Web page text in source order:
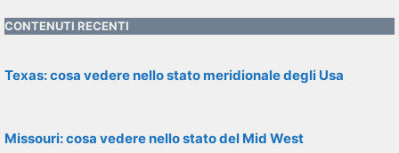
CONTENUTI RECENTI
Texas: cosa vedere nello stato meridionale degli Usa
Missouri: cosa vedere nello stato del Mid West